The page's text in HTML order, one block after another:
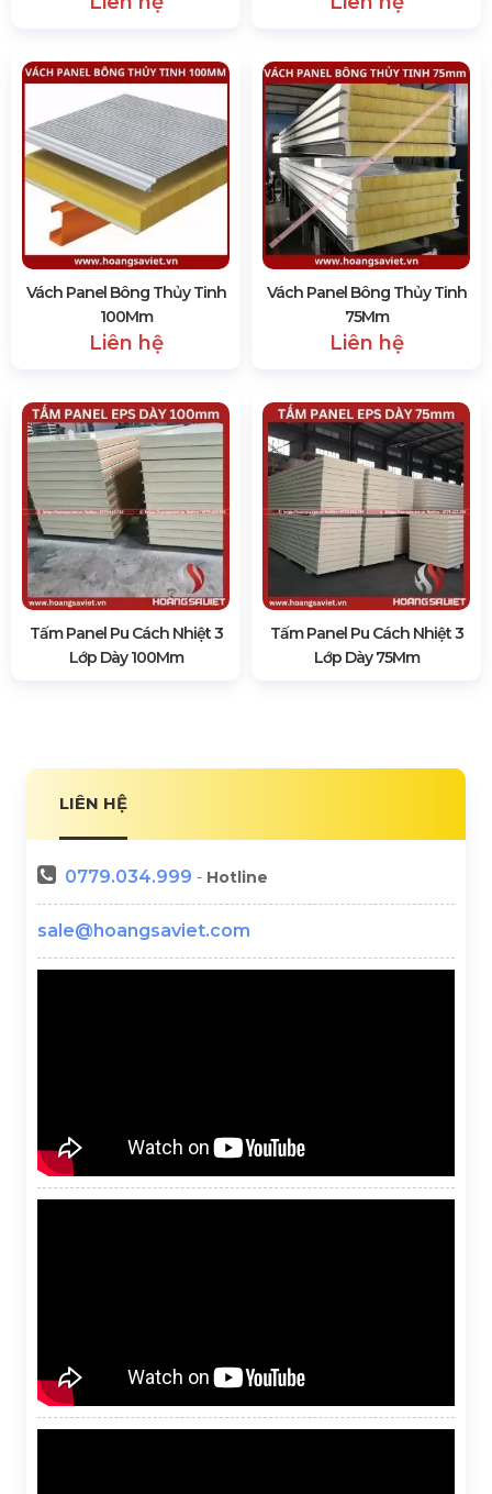
Vách Panel Bông Thủy Tinh
100Mm
Liên hệ
Vách Panel Bông Thủy Tinh
75Mm
Liên hệ
Tấm Panel Pu Cách Nhiệt 3
Lớp Dày 100Mm
Tấm Panel Pu Cách Nhiệt 3
Lớp Dày 75Mm
LIÊN HỆ
0779.034.999 - Hotline
sale@hoangsaviet.com